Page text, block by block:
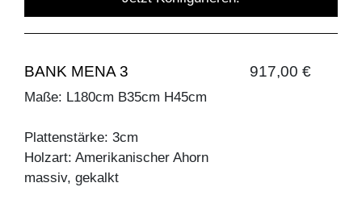
BANK MENA 3 917,00 €
Maße: L180cm B35cm H45cm
Plattenstärke: 3cm
Holzart: Amerikanischer Ahorn
massiv, gekalkt